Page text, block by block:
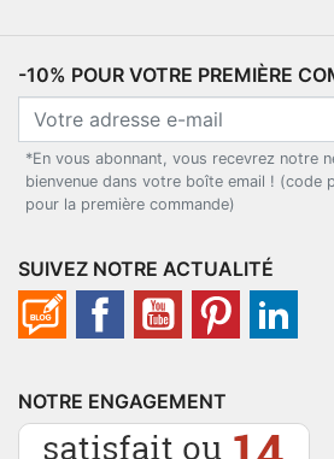
-10% POUR VOTRE PREMIÈRE
*En vous abonnant, vous recevrez notre
bienvenue dans votre boîte email ! (code
pour la première commande)
SUIVEZ NOTRE ACTUALITÉ
NOTRE ENGAGEMENT